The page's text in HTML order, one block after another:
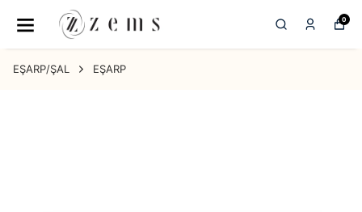
0
EŞARP/ŞAL EŞARP